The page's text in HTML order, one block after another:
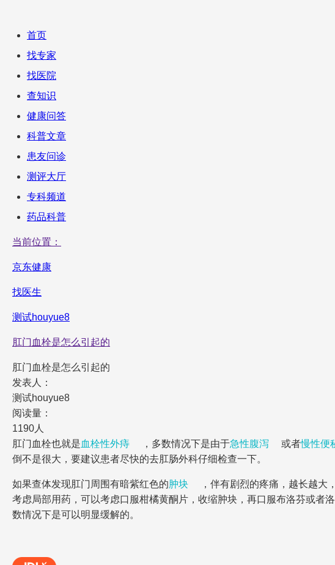
首页
找专家
找医院
查知识
健康问答
科普文章
患友问诊
测评大厅
专科频道
药品科普
当前位置：
京东健康
找医生
测试houyue8
肛门血栓是怎么引起的
肛门血栓是怎么引起的
发表人：
测试houyue8
阅读量：
1190人
肛门血栓也就是血栓性外痔 ，多数情况下是由于急性腹泻 或者慢性便
倒不是很大，要建议患者尽快的去肛肠外科仔细检查一下。
如果查体发现肛门周围有暗紫红色的肿块
，伴有剧烈的疼痛，越长越
考虑局部用药，可以考虑口服柑橘黄酮片，收缩肿块，再口服布洛芬或者
数情况下是可以明显缓解的。